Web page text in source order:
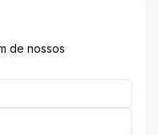
de nossos